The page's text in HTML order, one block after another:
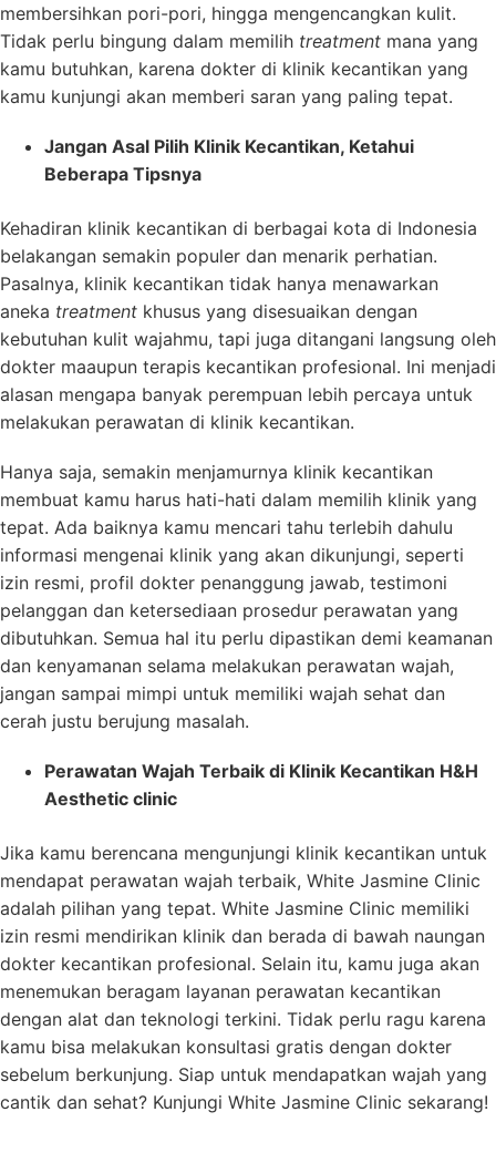
membersihkan pori-pori, hingga mengencangkan kulit.
Tidak perlu bingung dalam memilih treatment mana yang
kamu butuhkan, karena dokter di klinik kecantikan yang
kamu kunjungi akan memberi saran yang paling tepat.
Jangan Asal Pilih Klinik Kecantikan, Ketahui
Beberapa Tipsnya
Kehadiran klinik kecantikan di berbagai kota di Indonesia
belakangan semakin populer dan menarik perhatian.
Pasalnya, klinik kecantikan tidak hanya menawarkan
aneka treatment khusus yang disesuaikan dengan
kebutuhan kulit wajahmu, tapi juga ditangani langsung oleh
dokter maaupun terapis kecantikan profesional. Ini menjadi
alasan mengapa banyak perempuan lebih percaya untuk
melakukan perawatan di klinik kecantikan.
Hanya saja, semakin menjamurnya klinik kecantikan
membuat kamu harus hati-hati dalam memilih klinik yang
tepat. Ada baiknya kamu mencari tahu terlebih dahulu
informasi mengenai klinik yang akan dikunjungi, seperti
izin resmi, profil dokter penanggung jawab, testimoni
pelanggan dan ketersediaan prosedur perawatan yang
dibutuhkan. Semua hal itu perlu dipastikan demi keamanan
dan kenyamanan selama melakukan perawatan wajah,
jangan sampai mimpi untuk memiliki wajah sehat dan
cerah justu berujung masalah.
Perawatan Wajah Terbaik di Klinik Kecantikan H&H
Aesthetic clinic
Jika kamu berencana mengunjungi klinik kecantikan untuk
mendapat perawatan wajah terbaik, White Jasmine Clinic
adalah pilihan yang tepat. White Jasmine Clinic memiliki
izin resmi mendirikan klinik dan berada di bawah naungan
dokter kecantikan profesional. Selain itu, kamu juga akan
menemukan beragam layanan perawatan kecantikan
dengan alat dan teknologi terkini. Tidak perlu ragu karena
kamu bisa melakukan konsultasi gratis dengan dokter
sebelum berkunjung. Siap untuk mendapatkan wajah yang
cantik dan sehat? Kunjungi White Jasmine Clinic sekarang!